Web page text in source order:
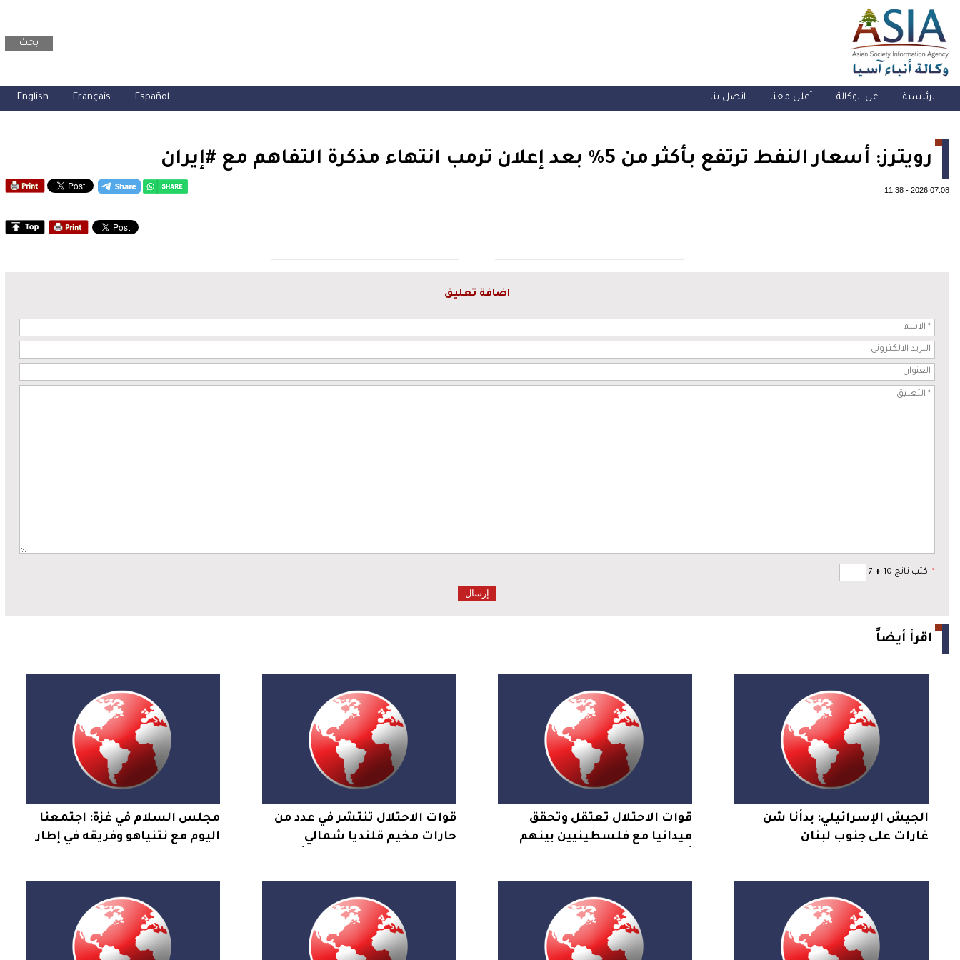
بحث
الرئيسية عن الوكالة أعلن معنا اتصل بنا English Français Español
رويترز: أسعار النفط ترتفع بأكثر من 5% بعد إعلان ترمب انتهاء مذكرة التفاهم مع #إيران
2026.07.08
-
11:38
اضافة تعليق
* اكتب ناتج 10 +
اقرأ أيضاً
الجيش الإسرائيلي: بدأنا شن
غارات على جنوب لبنان
قوات الاحتلال تعتقل وتحقق
ميدانيا مع فلسطينيين بينهم
قوات الاحتلال تنتشر في عدد من
حارات مخيم قلنديا شمالي
مجلس السلام في غزة: اجتمعنا
اليوم مع نتنياهو وفريقه في إطار